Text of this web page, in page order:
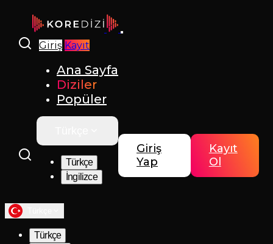
Giriş Kayıt
Ana Sayfa
Diziler
Popüler
Türkçe
İngilizce
Giriş
Yap
Kayıt
Ol
Türkçe